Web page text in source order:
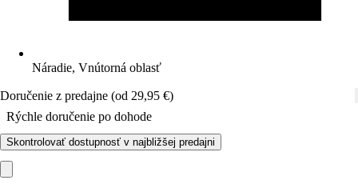
Náradie, Vnútorná oblasť
Doručenie z predajne (od 29,95 €)
Rýchle doručenie po dohode
Skontrolovať dostupnosť v najbližšej predajni